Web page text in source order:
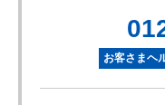
お客さまヘ